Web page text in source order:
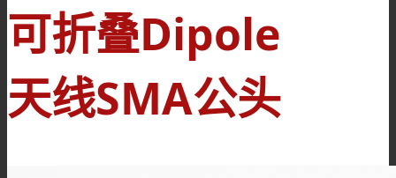
可折叠Dipole
天线SMA公头